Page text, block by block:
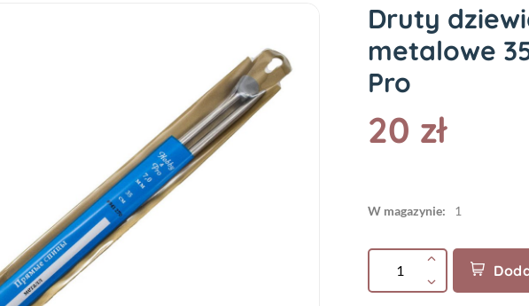
Druty
metalowe
Pro
20 zł
W magazynie: 1